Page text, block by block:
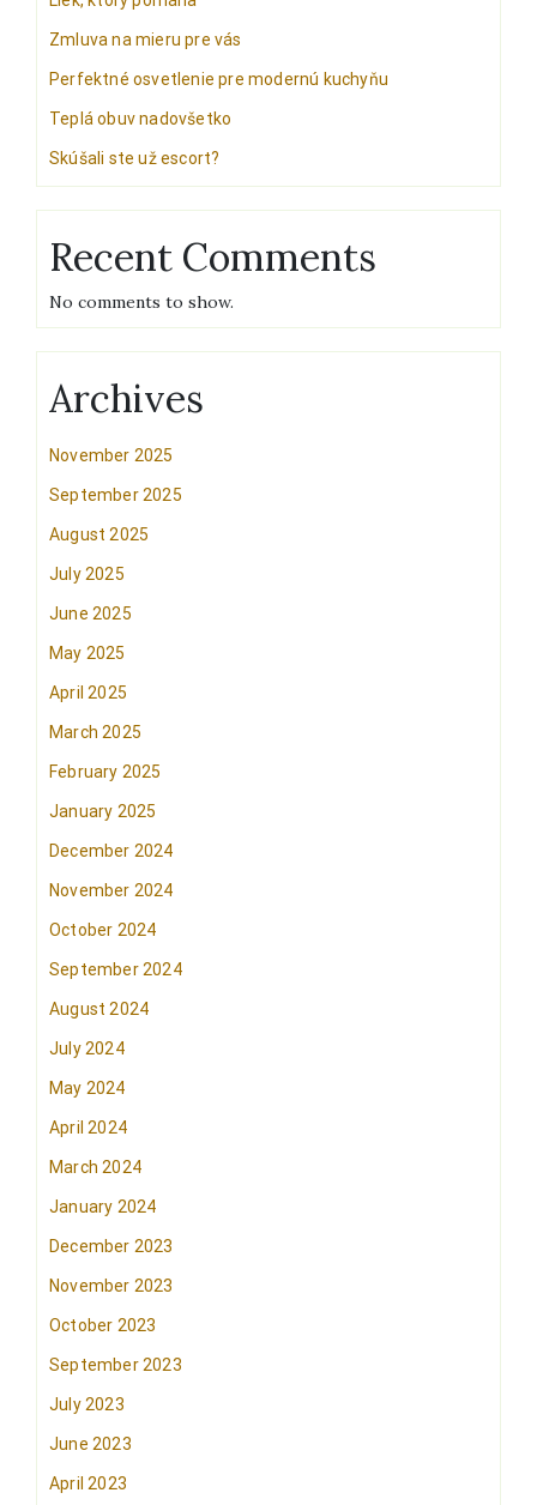
Zmluva na mieru pre vás
Perfektné osvetlenie pre modernú kuchyňu
Teplá obuv nadovšetko
Skúšali ste už escort?
Recent Comments
No comments to show.
Archives
November 2025
September 2025
August 2025
July 2025
June 2025
May 2025
April 2025
March 2025
February 2025
January 2025
December 2024
November 2024
October 2024
September 2024
August 2024
July 2024
May 2024
April 2024
March 2024
January 2024
December 2023
November 2023
October 2023
September 2023
July 2023
June 2023
April 2023